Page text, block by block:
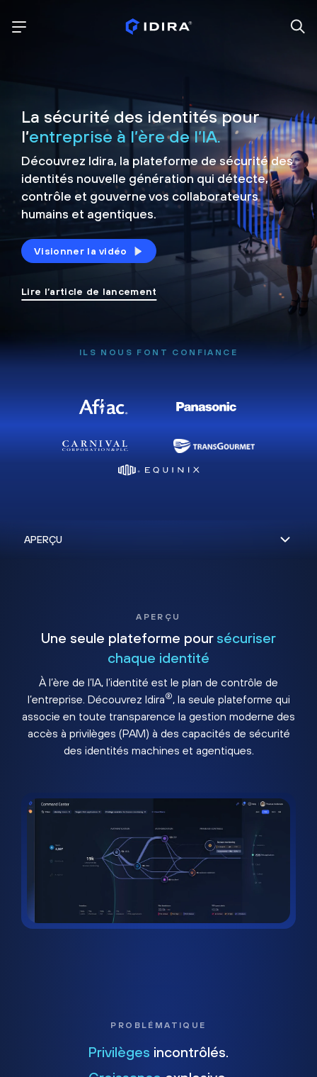
La sécurité des identités pour
l’entreprise à l’ère de l’IA.
Découvrez Idira, la plateforme de sécuritédes
identités nouvelle génération qui détecte,
contrôle et gouverne vos collaborateurs
humains et agentiques.
Visionner la vidéo
Lire l’article de lancement
ILS NOUS FONT CONFIANCE
APERÇU
Une seule plateforme pour sécuriser
chaque identité
À l’ère de l’IA, l’identité est le plan de contrôle de
l’entreprise. Découvrez Idira®, la seule plateforme qui
associe en toute transparence la gestion moderne des
accès à privilèges (PAM) à des capacités de sécurité
des identités machines et agentiques.
PROBLÉMATIQUE
Privilèges incontrôlés.